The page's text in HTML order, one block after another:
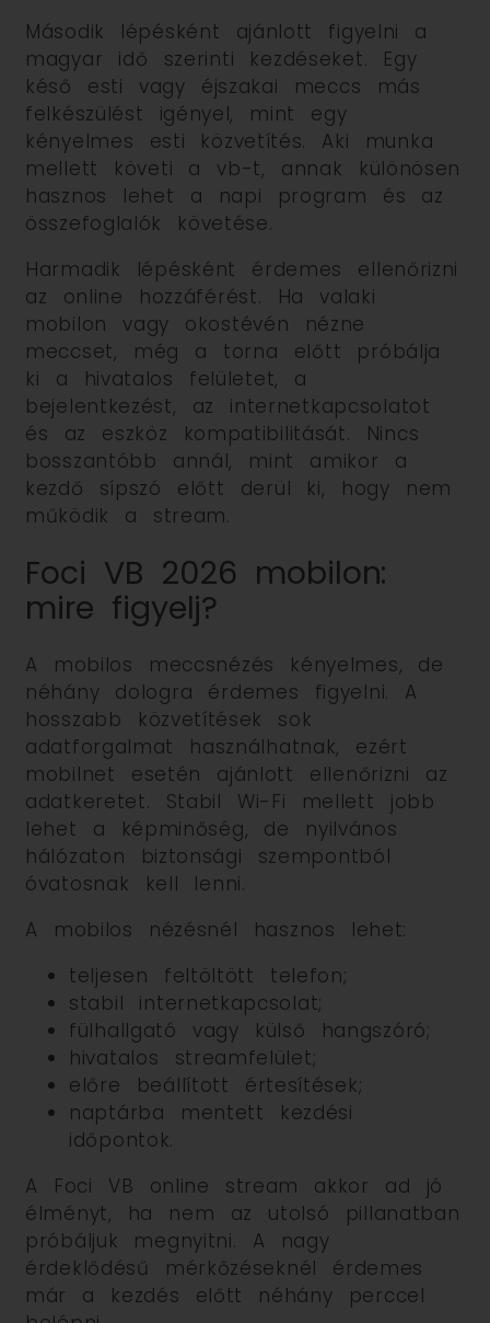
Második lépésként ajánlott figyelni a
magyar idő szerinti kezdéseket. Egy
késő esti vagy éjszakai meccs más
felkészülést igényel, mint egy
kényelmes esti közvetítés. Aki munka
mellett követi a vb-t, annak különösen
hasznos lehet a napi program és az
összefoglalók követése.
Harmadik lépésként érdemes ellenőrizni
az online hozzáférést. Ha valaki
mobilon vagy okostévén nézne
meccset, még a torna előtt próbálja
ki a hivatalos felületet, a
bejelentkezést, az internetkapcsolatot
és az eszköz kompatibilitását. Nincs
bosszantóbb annál, mint amikor a
kezdő sípszó előtt derül ki, hogy nem
működik a stream.
Foci VB 2026 mobilon:
mire figyelj?
A mobilos meccsnézés kényelmes, de
néhány dologra érdemes figyelni. A
hosszabb közvetítések sok
adatforgalmat használhatnak, ezért
mobilnet esetén ajánlott ellenőrizni az
adatkeretet. Stabil Wi-Fi mellett jobb
lehet a képminőség, de nyilvános
hálózaton biztonsági szempontból
óvatosnak kell lenni.
A mobilos nézésnél hasznos lehet:
teljesen feltöltött telefon;
stabil internetkapcsolat;
fülhallgató vagy külső hangszóró;
hivatalos streamfelület;
előre beállított értesítések;
naptárba mentett kezdési
időpontok.
A Foci VB online stream akkor ad jó
élményt, ha nem az utolsó pillanatban
próbáljuk megnyitni. A nagy
érdeklődésű mérkőzéseknél érdemes
már a kezdés előtt néhány perccel